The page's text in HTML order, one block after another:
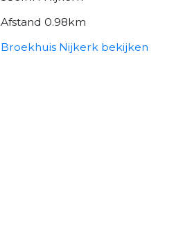
Afstand 0.98km
Broekhuis Nijkerk bekijken